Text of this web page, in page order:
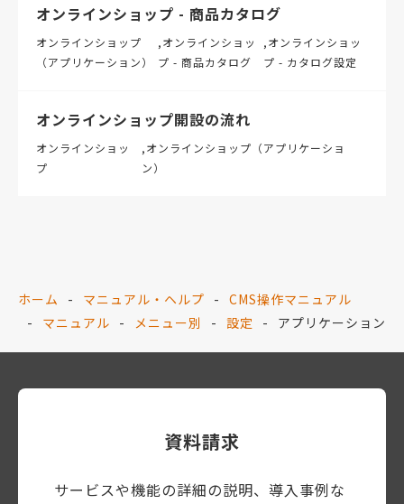
オンラインショップ - 商品カタログ
オンラインショップ
（アプリケーション）
オンラインショッ
プ - 商品カタログ
オンラインショッ
プ - カタログ設定
オンラインショップ開設の流れ
オンラインショッ
プ
オンラインショップ（アプリケーショ
ン）
ホーム マニュアル・ヘルプ
CMS操作マニュアル
マニュアル
メニュー別 設定 アプリケーション
資料請求
サービスや機能の詳細の説明、導入事例な